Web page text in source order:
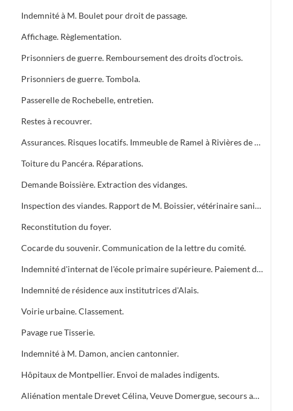
Indemnité à M. Boulet pour droit de passage.
Affichage. Règlementation.
Prisonniers de guerre. Remboursement des droits d'octrois.
Prisonniers de guerre. Tombola.
Passerelle de Rochebelle, entretien.
Restes à recouvrer.
Assurances. Risques locatifs. Immeuble de Ramel à Rivières de Theyrargues et immeuble Dauffès à Larnac.
Toiture du Pancéra. Réparations.
Demande Boissière. Extraction des vidanges.
Inspection des viandes. Rapport de M. Boissier, vétérinaire sanitaire.
Reconstitution du foyer.
Cocarde du souvenir. Communication de la lettre du comité.
Indemnité d'internat de l'école primaire supérieure. Paiement différé.
Indemnité de résidence aux institutrices d'Alais.
Voirie urbaine. Classement.
Pavage rue Tisserie.
Indemnité à M. Damon, ancien cantonnier.
Hôpitaux de Montpellier. Envoi de malades indigents.
Aliénation mentale Drevet Célina, Veuve Domergue, secours accordé.